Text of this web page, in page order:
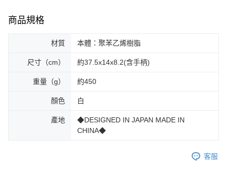
商品規格
材質 本體：聚苯乙烯樹脂
尺寸（cm） 約37.5x14x8.2(含手柄)
重量（g） 約450
顏色 白
產地
◆DESIGNED IN JAPAN MADE IN
CHINA◆
客服